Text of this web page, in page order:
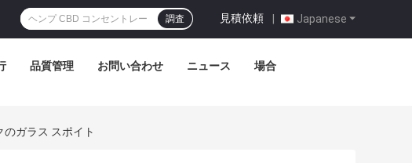
Japanese
見積依頼 |
調査
品質管理 お問い合わせ ニュース 場合
ガラス スポイト